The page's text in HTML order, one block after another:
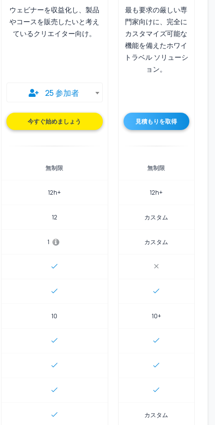
ウェビナーを収益化し、製品
やコースを販売したいと考え
ているクリエイター向け。
25 参加者
今すぐ始めましょう
無制限
12h+
12
1
10
最も要求の厳しい専
門家向けに、完全に
カスタマイズ可能な
機能を備えたホワイ
トラベル ソリューシ
ョン。
見積もりを取得(OPENS IN
無制限
12h+
カスタム
カスタム
10+
カスタム